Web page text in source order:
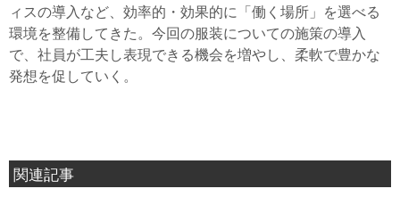
ィスの導入など、効率的・効果的に「働く場所」を選べる
環境を整備してきた。今回の服装についての施策の導入
で、社員が工夫し表現できる機会を増やし、柔軟で豊かな
発想を促していく。
関連記事